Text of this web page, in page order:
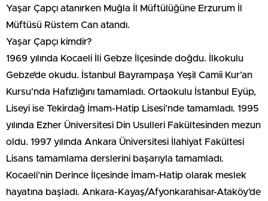
Yaşar Çapçı atanırken Muğla İl Müftülüğüne Erzurum İl
Müftüsü Rüstem Can atandı.
Yaşar Çapçı kimdir?
1969 yılında Kocaeli İli Gebze İlçesinde doğdu. İlkokulu
Gebze’de okudu. İstanbul Bayrampaşa Yeşil Camii Kur’an
Kursu’nda Hafızlığını tamamladı. Ortaokulu İstanbul Eyüp,
Liseyi ise Tekirdağ İmam-Hatip Lisesi’nde tamamladı. 1995
yılında Ezher Üniversitesi Din Usulleri Fakültesinden mezun
oldu. 1997 yılında Ankara Üniversitesi İlahiyat Fakültesi
Lisans tamamlama derslerini başarıyla tamamladı.
Kocaeli’nin Derince İlçesinde İmam-Hatip olarak meslek
hayatına başladı. Ankara-Kayaş/Afyonkarahisar-Ataköy’de